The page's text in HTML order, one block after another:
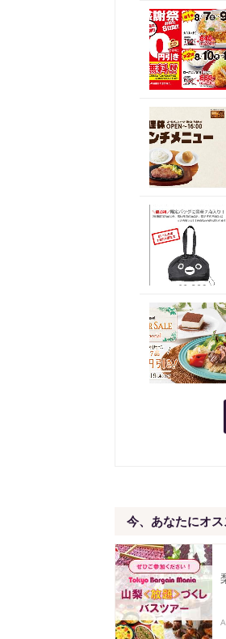
今、あなたにオス